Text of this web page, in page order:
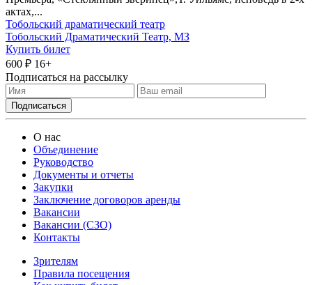
актах,...
Тобольский драматический театр
Тобольский Драматический Театр, МЗ
Купить билет
600 ₽ 16+
Подписаться на рассылку
О нас
Объединение
Руководство
Документы и отчеты
Закупки
Заключение договоров аренды
Вакансии
Вакансии (СЗО)
Контакты
Зрителям
Правила посещения